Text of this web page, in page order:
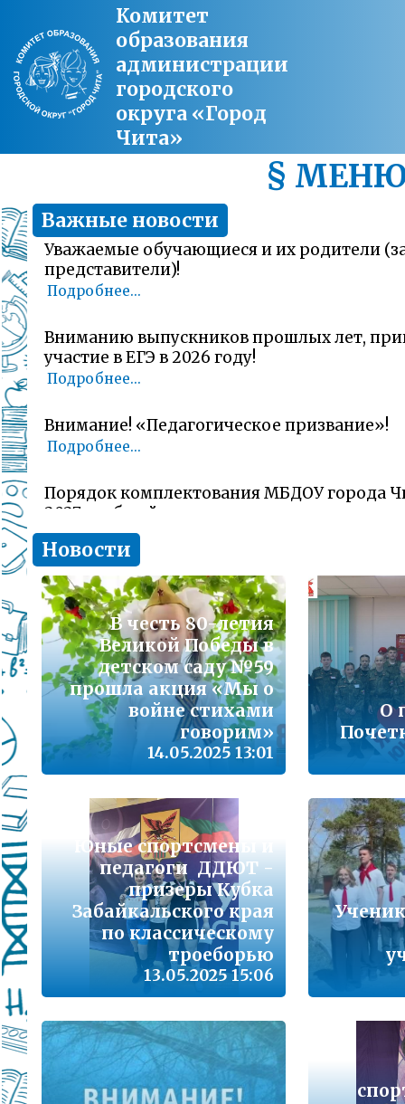
Комитет
образования
администрации
городского
округа «Город
Чита»
§
Важные новости
Уважаемые обучающиеся и их родители
представители)!
Подробнее...
Вниманию выпускников прошлых лет,
участие в ЕГЭ в 2026 году!
Подробнее...
Внимание! «Педагогическое призвание»!
Подробнее...
Порядок комплектования МБДОУ города
2027 учебный год
Подробнее...
Комитет образования Читы напоминает о
заявлений об участии в ГИА-11 (ЕГЭ)
Подробнее...
В сезон гриппа и острых респираторных
наша с Вами общая задача – не допустить
заболеваемости
Подробнее...
Лицам, желающим сдать единый
(далее ЕГЭ) в 2026 году
Подробнее...
Школа управленческого резерва: Ваш
Подробнее...
ВАШ РЕБЁНОК ИДЁТ В ДЕТСКИЙ САД
Подробнее...
Детский телефон доверия
Подробнее...
«Горячая линия» для сообщения
находящихся в социально опасной
Новости
В честь 80-летия
Великой Победы в
детском саду №59
прошла акция «Мы о
войне стихами
говорим»
14.05.2025 13:01
О
Юные спортсмены и
педагоги ДДЮТ -
призеры Кубка
Забайкальского края
по классическому
троеборью
13.05.2025 15:06